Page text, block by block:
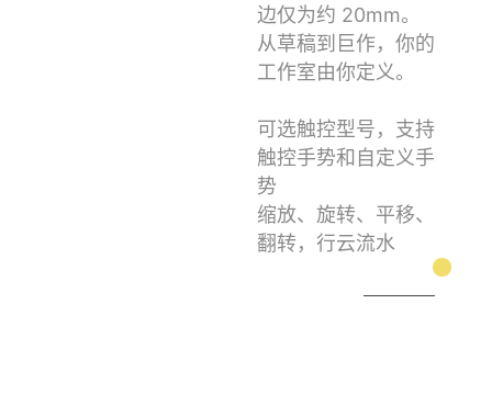
边仅为约 20mm。
从草稿到巨作，你的
工作室由你定义。
可选触控型号，支持
触控手势和自定义手
势
缩放、旋转、平移、
翻转，行云流水